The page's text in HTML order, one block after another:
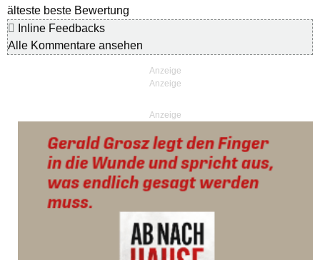
älteste beste Bewertung
Inline Feedbacks
Alle Kommentare ansehen
Anzeige